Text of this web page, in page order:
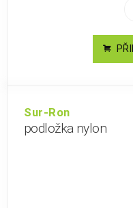
Sur-Ron
podložka nylon